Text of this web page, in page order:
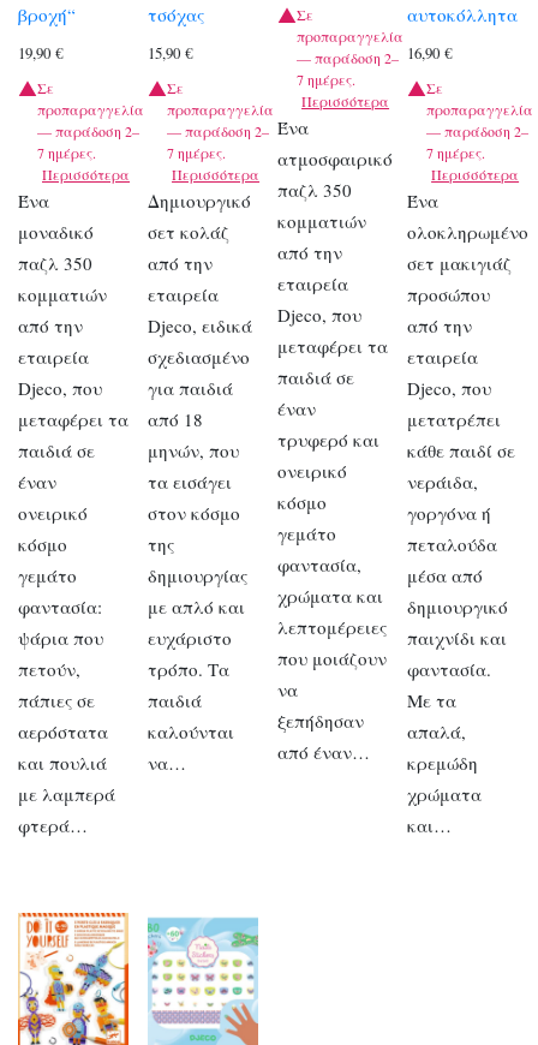
βροχή“
19,90 €
Σε
προπαραγγελία
— παράδοση 2–
7 ημέρες.
Περισσότερα
Ένα
μοναδικό
παζλ 350
κομματιών
από την
εταιρεία
Djeco, που
μεταφέρει τα
παιδιά σε
έναν
ονειρικό
κόσμο
γεμάτο
φαντασία:
ψάρια που
πετούν,
πάπιες σε
αερόστατα
και πουλιά
με λαμπερά
φτερά…
τσόχας
15,90€
Σε
προπαραγγελία
— παράδοση 2–
7 ημέρες.
Περισσότερα
Δημιουργικό
σετ κολάζ
από την
εταιρεία
Djeco, ειδικά
σχεδιασμένο
για παιδιά
από 18
μηνών, που
τα εισάγει
στον κόσμο
της
δημιουργίας
με απλό και
ευχάριστο
τρόπο. Τα
παιδιά
καλούνται
να…
Σε
προπαραγγελία
— παράδοση 2–
7 ημέρες.
Περισσότερα
Ένα
ατμοσφαιρικό
παζλ 350
κομματιών
από την
εταιρεία
Djeco, που
μεταφέρει τα
παιδιά σε
έναν
τρυφερό και
ονειρικό
κόσμο
γεμάτο
φαντασία,
χρώματα και
λεπτομέρειες
που μοιάζουν
να
ξεπήδησαν
από έναν…
αυτοκόλλητα
16,90€
Σε
προπαραγγελία
— παράδοση 2–
7 ημέρες.
Περισσότερα
Ένα
ολοκληρωμένο
σετ μακιγιάζ
προσώπου
από την
εταιρεία
Djeco, που
μετατρέπει
κάθε παιδί σε
νεράιδα,
γοργόνα ή
πεταλούδα
μέσα από
δημιουργικό
παιχνίδι και
φαντασία.
Με τα
απαλά,
κρεμώδη
χρώματα
και…